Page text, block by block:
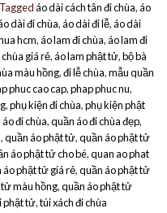
Taggedáo dài cách tân đi chùa,áo
dài đi chùa,áo dài đi lễ,áo dài
hcm,áo lam đi chùa,áo lam đi
giá rẻ,áo lam phật tử,bộ bà
màu hồng,đi lễ chùa,mẫu quần
phuc cao cap,phap phuc nu,
,phụ kiện đi chùa,phụ kiện phật
đi chùa,quần áo đi chùa đẹp,
,quần áo phật tử,quần áo phật tử
áo phật tử cho bé,quan ao phat
áo phật tử giá rẻ,quần áo phật tử
màu hồng,quần áo phật tử
phật tử,túi xách đi chùa